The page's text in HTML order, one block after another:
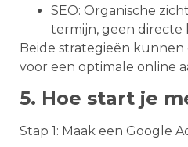
SEO: Organische
termijn, geen directe
Beide strategieën
voor een optimale online
5. Hoe start je
Stap 1: Maak een Google